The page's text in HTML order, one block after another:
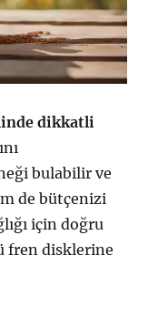
dikkatli
bulabilir ve
de bütçenizi
için doğru
fren disklerine